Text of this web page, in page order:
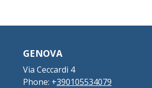
GENOVA
Via Ceccardi 4
Phone: +390105534079